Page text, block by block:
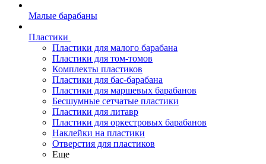
Малые барабаны
Пластики
Пластики для малого барабана
Пластики для том-томов
Комплекты пластиков
Пластики для бас-барабана
Пластики для маршевых барабанов
Бесшумные сетчатые пластики
Пластики для литавр
Пластики для оркестровых барабанов
Наклейки на пластики
Отверстия для пластиков
Еще